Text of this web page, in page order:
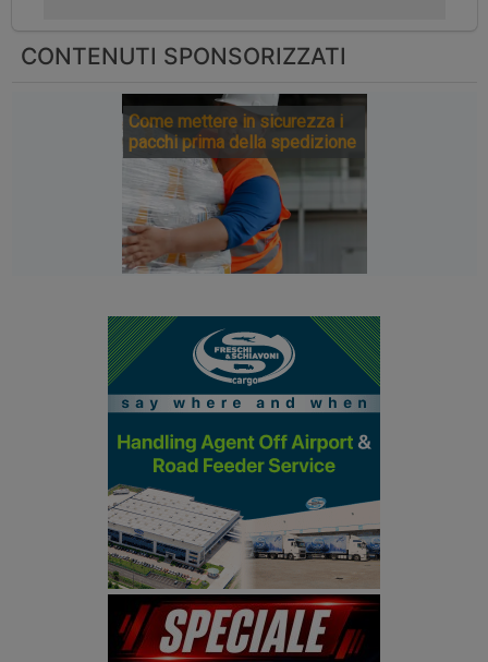
CONTENUTI SPONSORIZZATI
Come mettere in sicurezza i
pacchi prima della spedizione